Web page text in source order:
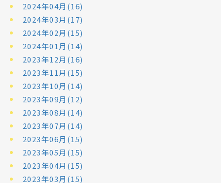
2024年04月(16)
2024年03月(17)
2024年02月(15)
2024年01月(14)
2023年12月(16)
2023年11月(15)
2023年10月(14)
2023年09月(12)
2023年08月(14)
2023年07月(14)
2023年06月(15)
2023年05月(15)
2023年04月(15)
2023年03月(15)